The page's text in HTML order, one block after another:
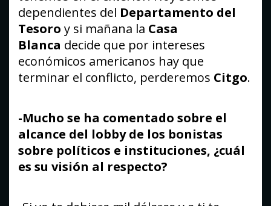
dependientes del Departamento del
Tesoro y si mañana la Casa
Blanca decide que por intereses
económicos americanos hay que
terminar el conflicto, perderemos Citgo.
-Mucho se ha comentado sobre el
alcance del lobby de los bonistas
sobre políticos e instituciones, ¿cuál
es su visión al respecto?